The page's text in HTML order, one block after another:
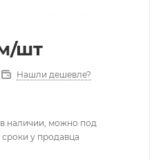
/шт
Нашли дешевле?
в наличии, можно под
сроки у продавца